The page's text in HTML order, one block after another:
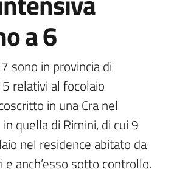
a 6
sono in provincia di
relativi al focolaio
in una Cra nel
quella di Rimini, di cui 9
nel residence abitato da
anch’esso sotto controllo.